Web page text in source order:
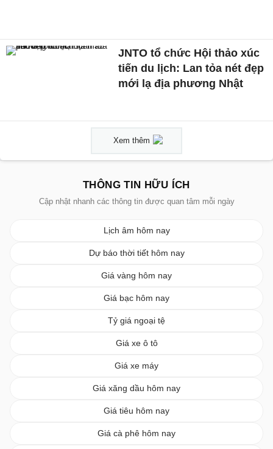
JNTO tổ chức Hội thảo xúc
tiến du lịch: Lan tỏa nét đẹp
mới lạ địa phương Nhật
Xem thêm
THÔNG TIN HỮU ÍCH
Cập nhật nhanh các thông tin được quan tâm mỗi ngày
Lịch âm hôm nay
Dự báo thời tiết hôm nay
Giá vàng hôm nay
Giá bạc hôm nay
Tỷ giá ngoại tệ
Giá xe ô tô
Giá xe máy
Giá xăng dầu hôm nay
Giá tiêu hôm nay
Giá cà phê hôm nay